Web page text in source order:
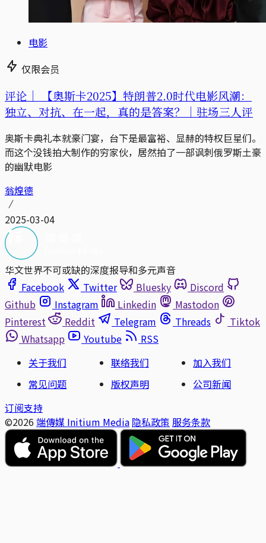
电影
仅限会员
评论｜
【奥斯卡2025】特朗普2.0时代电影风潮：
独立、对抗、在一起，真的是答案？｜驻场三人评
奥斯卡典礼本就豪门宴，台下是最富裕、显赫的特权巨星们。
而这个没钱拍大制作的穷家伙，居然拍了一部讽刺俄罗斯土豪
的幽默电影
翁煌德
2025-03-04
华文世界不可或缺的深度报导和多元声音
Facebook
Twitter Bluesky
Discord
Github
Instagram Linkedin
Mastodon
Pinterest
Reddit Telegram Threads
Tiktok
Whatsapp
Youtube
RSS
关于我们
联络我们
加入我们
常见问题
版权声明
公司新闻
订阅支持
©2026 端傳媒 Initium Media 隐私政策 服务条款